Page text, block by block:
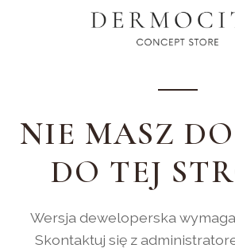
NIE MASZ
DO TEJ
Wersja deweloperska
Skontaktuj się z